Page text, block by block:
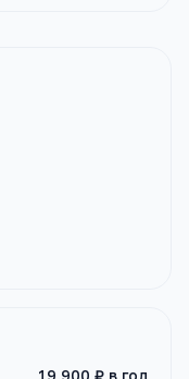
19 900 ₽ в год